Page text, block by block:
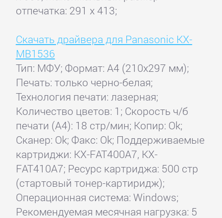
отпечатка: 291 x 413;
Скачать драйвера для Panasonic KX-
MB1536
Тип: МФУ; Формат: A4 (210x297 мм);
Печать: только черно-белая;
Технология печати: лазерная;
Количество цветов: 1; Скорость ч/б
печати (А4): 18 стр/мин; Копир: Ok;
Сканер: Ok; Факс: Ok; Поддерживаемые
картриджи: KX-FAT400A7, KX-
FAT410A7; Ресурс картриджа: 500 стр
(стартовый тонер-картиридж);
Операционная система: Windows;
Рекомендуемая месячная нагрузка: 5